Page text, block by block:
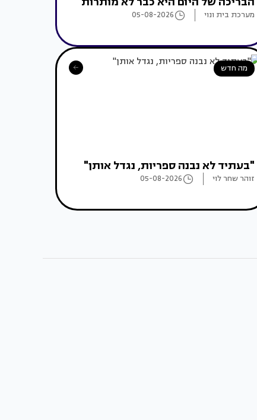
מערכת בית ונוי 05-08-2026
מה חדש
"בעתיד לא נבנה ספריות, נגדל אותן"
זוהר שחר לוי 05-08-2026